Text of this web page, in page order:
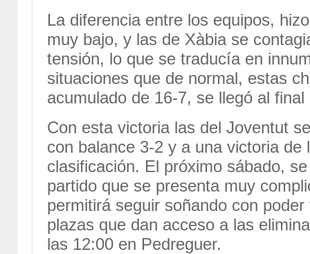
La diferencia entre los equipos,
muy bajo, y las de Xàbia se
tensión, lo que se traducía en
situaciones que de normal, estas
acumulado de 16-7, se llegó al
Con esta victoria las del Joventut
con balance 3-2 y a una victoria
clasificación. El próximo sábado,
partido que se presenta muy
permitirá seguir soñando con
plazas que dan acceso a las
las 12:00 en Pedreguer.